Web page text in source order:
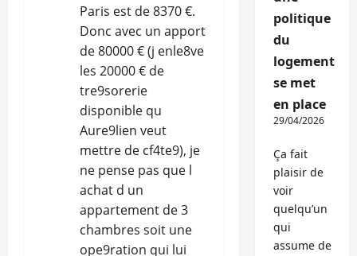
Paris est de 8370 €.
Donc avec un apport
de 80000 € (j enle8ve
les 20000 € de
tre9sorerie
disponible qu
Aure9lien veut
mettre de cf4te9), je
ne pense pas que l
achat d un
appartement de 3
chambres soit une
ope9ration qui lui
politique
du
logement
se met
en place
29/04/2026
Ça fait
plaisir de
voir
quelqu’un
qui
assume de